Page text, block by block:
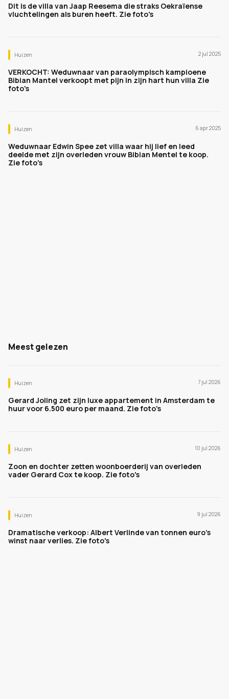
Dit is de villa van Jaap Reesema die straks Oekraïense
vluchtelingen als buren heeft. Zie foto's
Huizen 2 jul 2025
VERKOCHT: Weduwnaar van paraolympisch kampioene
Bibian Mantel verkoopt met pijn in zijn hart hun villa Zie
foto's
Huizen 6 apr 2025
Weduwnaar Edwin Spee zet villa waar hij lief en leed
deelde met zijn overleden vrouw Bibian Mentel te koop.
Zie foto's
Meest gelezen
Huizen 7 jul 2026
Gerard Joling zet zijn luxe appartement in Amsterdam te
huur voor 6.500 euro per maand. Zie foto's
Huizen 10 jul 2026
Zoon en dochter zetten woonboerderij van overleden
vader Gerard Cox te koop. Zie foto's
Huizen 9 jul 2026
Dramatische verkoop: Albert Verlinde van tonnen euro's
winst naar verlies. Zie foto's